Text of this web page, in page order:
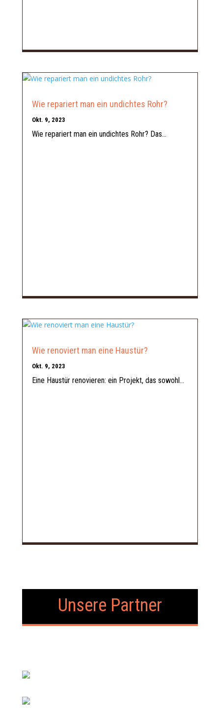
Wie repariert man ein undichtes Rohr?
Okt. 9, 2023
Wie repariert man ein undichtes Rohr? Das...
Wie renoviert man eine Haustür?
Okt. 9, 2023
Eine Haustür renovieren: ein Projekt, das sowohl...
Unsere Partner